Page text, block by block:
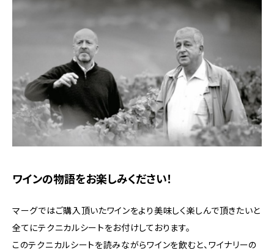
ワインの物語をお楽しみください！
マーグではご購入頂いたワインをより美味しく楽しんで頂きたいと
全てにテクニカルシートをお付けしております。
このテクニカルシートを読みながらワインを飲むと、ワイナリーの